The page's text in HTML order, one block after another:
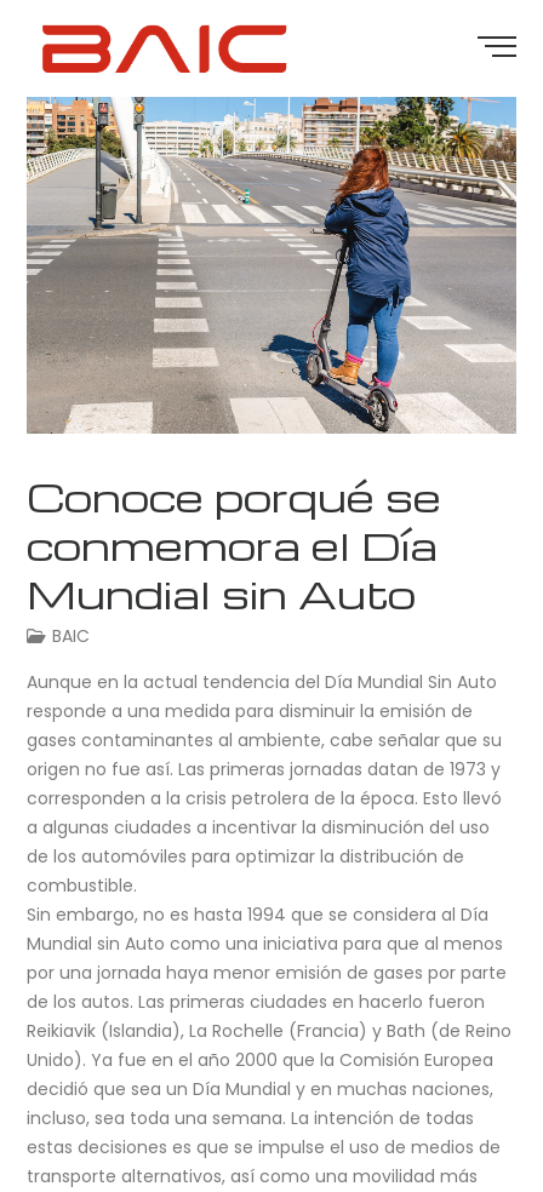
Conoce porqué se
conmemora el Día
Mundial sin Auto
BAIC
Aunque en la actual tendencia del Día Mundial Sin Auto
responde a una medida para disminuir la emisión de
gases contaminantes al ambiente, cabe señalar que su
origen no fue así. Las primeras jornadas datan de 1973 y
corresponden a la crisis petrolera de la época. Esto llevó
a algunas ciudades a incentivar la disminución del uso
de los automóviles para optimizar la distribución de
combustible.
Sin embargo, no es hasta 1994 que se considera al Día
Mundial sin Auto como una iniciativa para que al menos
por una jornada haya menor emisión de gases por parte
de los autos. Las primeras ciudades en hacerlo fueron
Reikiavik (Islandia), La Rochelle (Francia) y Bath (de Reino
Unido). Ya fue en el año 2000 que la Comisión Europea
decidió que sea un Día Mundial y en muchas naciones,
incluso, sea toda una semana. La intención de todas
estas decisiones es que se impulse el uso de medios de
transporte alternativos, así como una movilidad más